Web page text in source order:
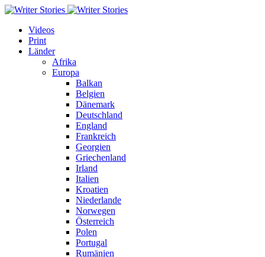
Videos
Print
Länder
Afrika
Europa
Balkan
Belgien
Dänemark
Deutschland
England
Frankreich
Georgien
Griechenland
Irland
Italien
Kroatien
Niederlande
Norwegen
Österreich
Polen
Portugal
Rumänien